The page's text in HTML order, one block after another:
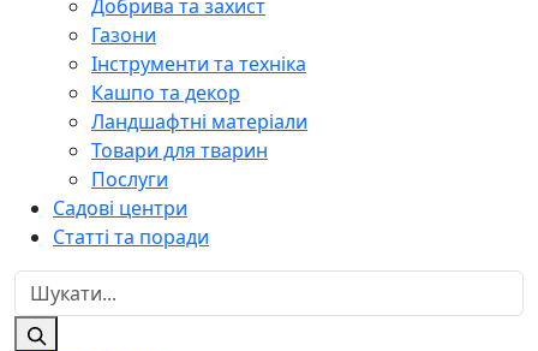
Добрива та захист
Газони
Інструменти та техніка
Кашпо та декор
Ландшафтні матеріали
Товари для тварин
Послуги
Садові центри
Статті та поради